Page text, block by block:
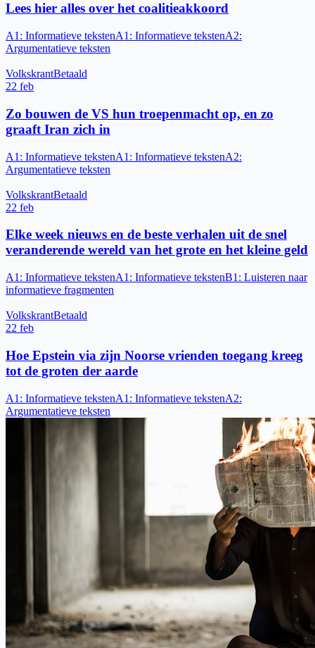
Lees hier alles over het coalitieakkoord
A1 : Informatieve tekstenA1 : Informatieve tekstenA2:
Argumentatieve teksten
VolkskrantBetaald
22 feb
Zo bouwen de VS hun troepenmacht op, en zo
graaft Iran zich in
A1 : Informatieve tekstenA1 : Informatieve tekstenA2:
Argumentatieve teksten
VolkskrantBetaald
22 feb
Elke week nieuws en de beste verhalen uit de snel
veranderende wereld van het grote en het kleine geld
A1 : Informatieve tekstenA1 : Informatieve tekstenB1 : Luisteren naar
informatieve fragmenten
VolkskrantBetaald
22 feb
Hoe Epstein via zijn Noorse vrienden toegang kreeg
tot de groten der aarde
A1 : Informatieve tekstenA1 : Informatieve tekstenA2:
Argumentatieve teksten